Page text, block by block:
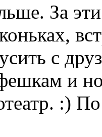
За
с
и
:)